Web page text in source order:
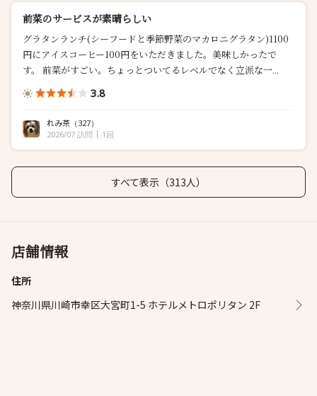
前菜のサービスが素晴らしい
グラタンランチ(シーフードと季節野菜のマカロニグラタン)1100
円にアイスコーヒー100円をいただきました。美味しかったで
す。 前菜がすごい。ちょっとついてるレベルでなく立派な一...
3.8
れみ茶 （327）
2026/07 訪問
1回
すべて表示（313人）
店舗情報
住所
神奈川県川崎市幸区大宮町1-5 ホテルメトロポリタン 2F